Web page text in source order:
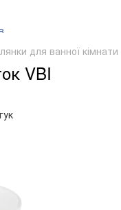
для ванної кімнати
VBI